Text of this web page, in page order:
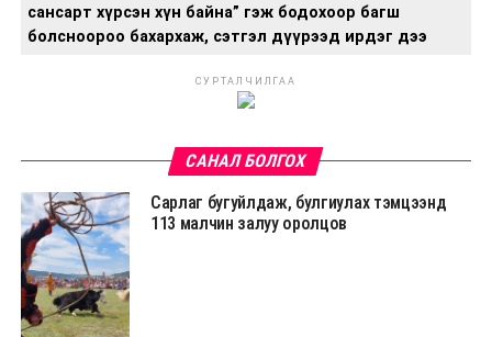
сансарт хүрсэн хүн байна” гэж бодохоор багш
болсноороо бахархаж, сэтгэл дүүрээд ирдэг дээ
СУРТАЛЧИЛГАА
САНАЛ БОЛГОХ
Сарлаг бугуйлдаж, булгиулах тэмцээнд
113 малчин залуу оролцов